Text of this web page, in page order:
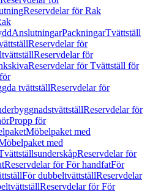
Reservdelar för Rak
AnslutningarPackningarTvättställ
Reservdelar för
Reservdelar för
Reservdelar för Tvättställ för
tvättställReservdelar för
Reservdelar för
Propp för
Möbelpaket med
med
Reservdelar för
Reservdelar för För handfatFör
För dubbeltvättställReservdelar
Reservdelar för För